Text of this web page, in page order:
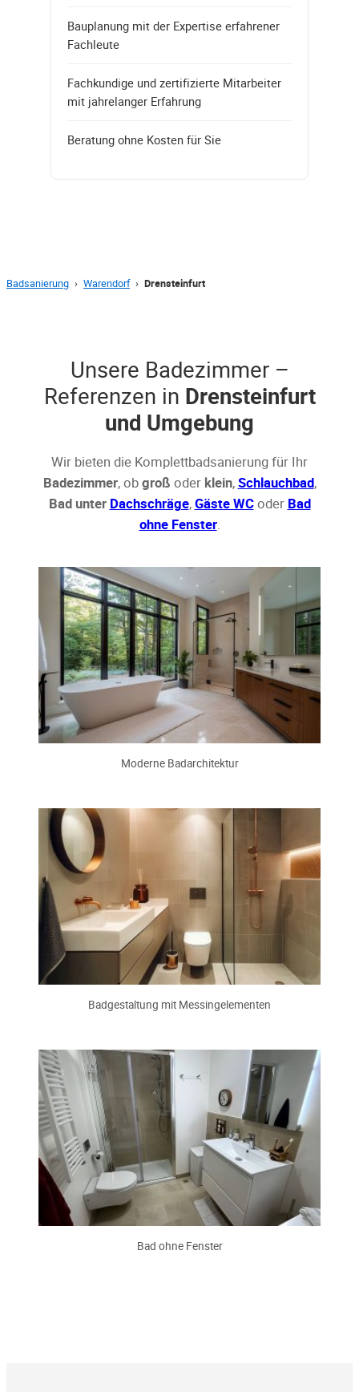
Bauplanung mit der Expertise erfahrener
Fachleute
Fachkundige und zertifizierte Mitarbeiter
mit jahrelanger Erfahrung
Beratung ohne Kosten für Sie
Badsanierung › Warendorf › Drensteinfurt
Unsere Badezimmer –
Referenzen in Drensteinfurt
und Umgebung
Wir bieten die Komplettbadsanierung für Ihr
Badezimmer, obgroß oder klein,Schlauchbad,
Bad unter Dachschräge,Gäste WCoder Bad
ohne Fenster.
Moderne Badarchitektur
Badgestaltung mit Messingelementen
Bad ohne Fenster